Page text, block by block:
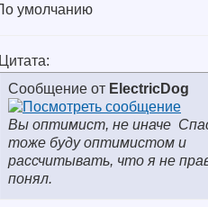
Цитата:
Сообщение от ElectricDog
Вы оптимист, не иначе
тоже буду оптимистом и
рассчитывать, что я не
понял.